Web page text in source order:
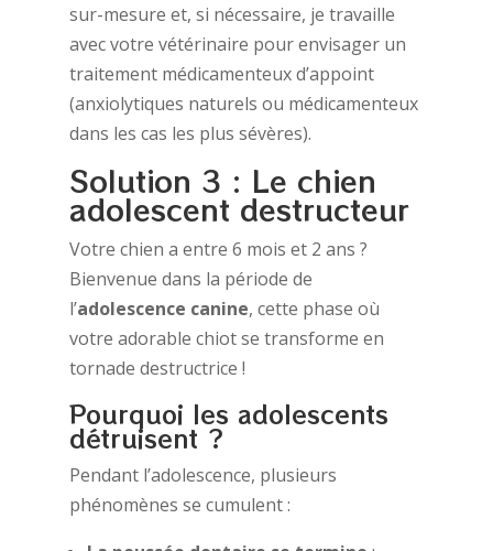
sur-mesure et, si nécessaire, je travaille
avec votre vétérinaire pour envisager un
traitement médicamenteux d’appoint
(anxiolytiques naturels ou médicamenteux
dans les cas les plus sévères).
Solution 3 : Le chien
adolescent destructeur
Votre chien a entre 6 mois et 2 ans ?
Bienvenue dans la période de
l’adolescence canine, cette phase où
votre adorable chiot se transforme en
tornade destructrice !
Pourquoi les adolescents
détruisent ?
Pendant l’adolescence, plusieurs
phénomènes se cumulent :